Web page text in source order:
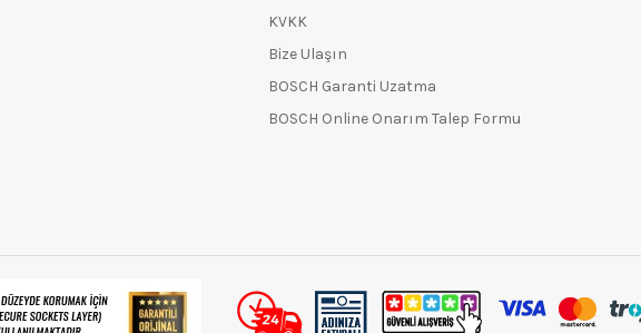
KVKK
Bize Ulaşın
BOSCH Garanti Uzatma
BOSCH Online Onarım Talep Formu